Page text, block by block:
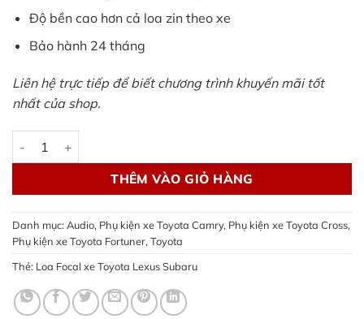
Độ bền cao hơn cả loa zin theo xe
Bảo hành 24 tháng
Liên hệ trực tiếp để biết chương trình khuyến mãi tốt
nhất của shop.
Loa Focal xe Toyota Lexus Subaru - lắp zin 100% Cross,
THÊM VÀO GIỎ HÀNG
Danh mục: Audio, Phụ kiện xe Toyota Camry, Phụ kiện xe Toyota Cross,
Phụ kiện xe Toyota Fortuner, Toyota
Thẻ: Loa Focal xe Toyota Lexus Subaru